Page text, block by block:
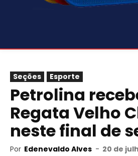
Seções Esporte
Petrolina
Regata Velho
neste final de
Por Edenevaldo Alves - 20 de